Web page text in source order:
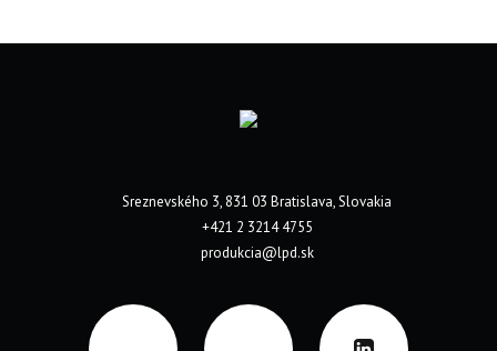
Sreznevského 3, 831 03 Bratislava, Slovakia
+421 2 3214 4755
produkcia@lpd.sk